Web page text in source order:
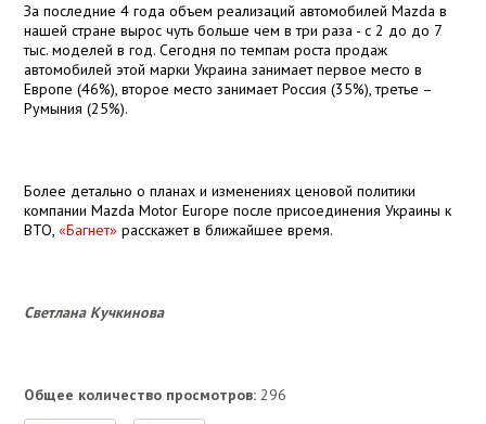
За последние 4 года объем реализаций автомобилей Mazda в
нашей стране вырос чуть больше чем в три раза - с 2 до до 7
тыс. моделей в год. Сегодня по темпам роста продаж
автомобилей этой марки Украина занимает первое место в
Европе (46%), второе место занимает Россия (35%), третье –
Румыния (25%).
Более детально о планах и изменениях ценовой политики
компании Mazda Motor Europe после присоединения Украины к
ВТО,«Багнет» расскажет в ближайшее время.
Светлана Кучкинова
Общее количество просмотров: 296